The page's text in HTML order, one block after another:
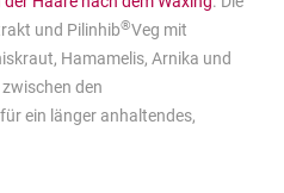
und Pilinhib®Veg mit
Hamamelis, Arnika und
den
ein länger anhaltendes,